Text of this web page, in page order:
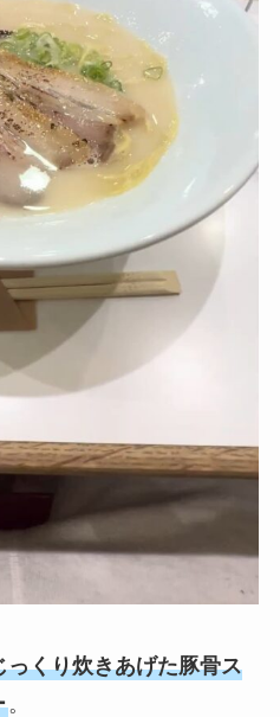
っくり炊きあげた豚骨ス
。